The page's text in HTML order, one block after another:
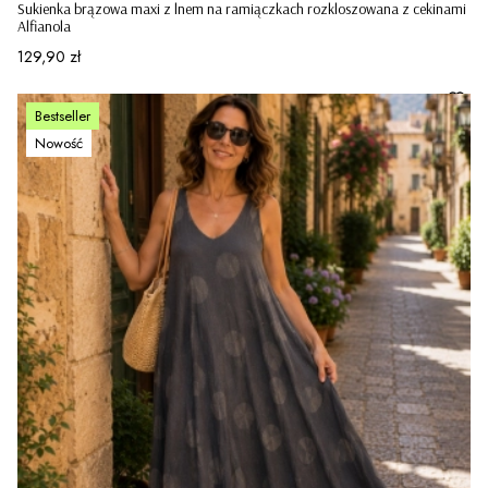
Sukienka brązowa maxi z lnem na ramiączkach rozkloszowana z cekinami
Alfianola
Cena
129,90 zł
Bestseller
Nowość